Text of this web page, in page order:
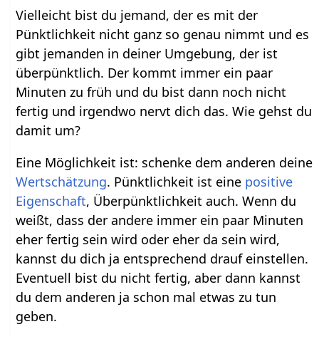
Vielleicht bist du jemand, der es mit der
Pünktlichkeit nicht ganz so genau nimmt und es
gibt jemanden in deiner Umgebung, der ist
überpünktlich. Der kommt immer ein paar
Minuten zu früh und du bist dann noch nicht
fertig und irgendwo nervt dich das. Wie gehst du
damit um?
Eine Möglichkeit ist: schenke dem anderen deine
Wertschätzung. Pünktlichkeit ist eine positive
Eigenschaft, Überpünktlichkeit auch. Wenn du
weißt, dass der andere immer ein paar Minuten
eher fertig sein wird oder eher da sein wird,
kannst du dich ja entsprechend drauf einstellen.
Eventuell bist du nicht fertig, aber dann kannst
du dem anderen ja schon mal etwas zu tun
geben.